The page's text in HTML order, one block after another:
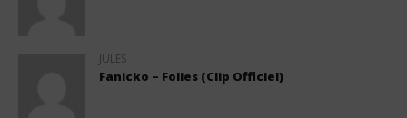
JULES
Fanicko – Folies (Clip Officiel)